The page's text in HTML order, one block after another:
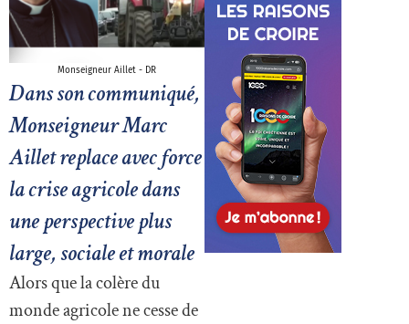
Monseigneur Aillet - DR
Dans son communiqué,
Monseigneur Marc
Aillet replace avec force
la crise agricole dans
une perspective plus
large, sociale et morale
Alors que la colère du
monde agricole ne cesse de